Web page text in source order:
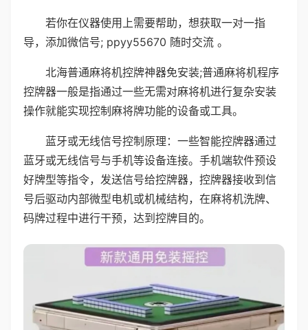
若你在仪器使用上需要帮助，想获取一对一指
导，添加微信号; ppyy55670 随时交流 。
北海普通麻将机控牌神器免安装;普通麻将机程序
控牌器一般是指通过一些无需对麻将机进行复杂安装
操作就能实现控制麻将牌功能的设备或工具。
蓝牙或无线信号控制原理：一些智能控牌器通过
蓝牙或无线信号与手机等设备连接。手机端软件预设
好牌型等指令，发送信号给控牌器，控牌器接收到信
号后驱动内部微型电机或机械结构，在麻将机洗牌、
码牌过程中进行干预，达到控牌目的。